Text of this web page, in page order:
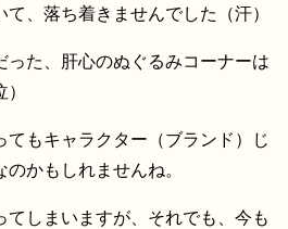
、落ち着きませんでした（汗）
った、肝心のぬぐるみコーナーは
てもキャラクター（ブランド）じ
かもしれませんね。
てしまいますが、それでも、今も